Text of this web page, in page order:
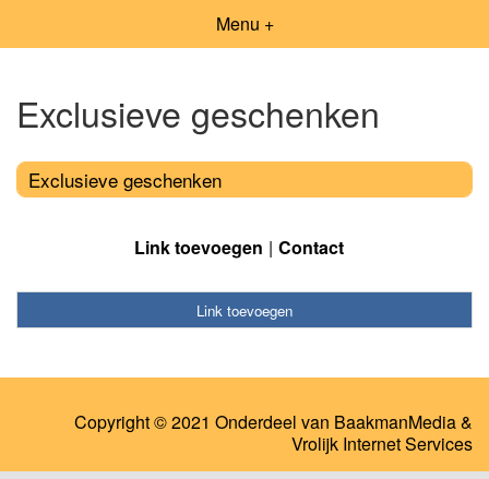
Menu +
Exclusieve geschenken
Exclusieve geschenken
Link toevoegen Contact
Link toevoegen
Copyright © 2021 Onderdeel van BaakmanMedia&
Vrolijk Internet Services